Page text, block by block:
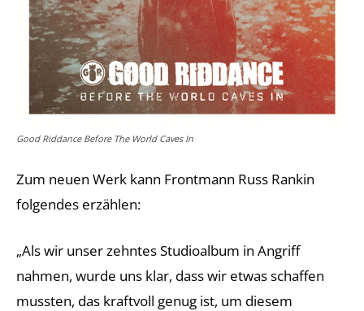
Good Riddance Before The World Caves In
Zum neuen Werk kann Frontmann Russ Rankin
folgendes erzählen:
„Als wir unser zehntes Studioalbum in Angriff
nahmen, wurde uns klar, dass wir etwas schaffen
mussten, das kraftvoll genug ist, um diesem